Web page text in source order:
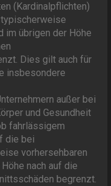
(Kardinalpflichten)
im übrigen der Höhe
Dies gilt auch für
insbesondere
außer bei
und Gesundheit
fahrlässigem
die bei
vorhersehbaren
nach auf die
begrenzt.